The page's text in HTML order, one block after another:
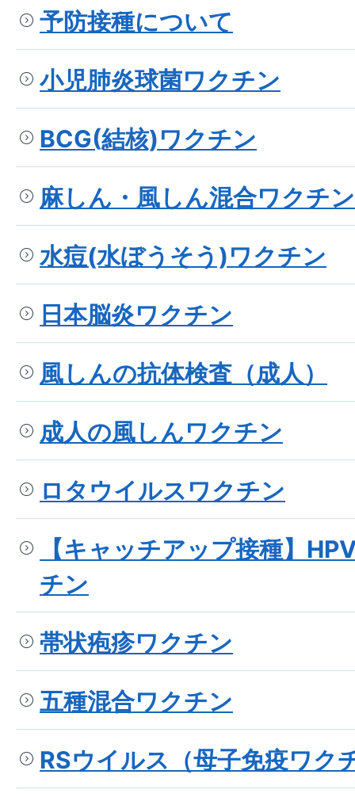
予防接種について
小児肺炎球菌ワクチン
BCG(結核)ワクチン
麻しん・風しん混合ワクチン
水痘(水ぼうそう)ワクチン
日本脳炎ワクチン
風しんの抗体検査（成人）
成人の風しんワクチン
ロタウイルスワクチン
【キャッチアップ接種】
チン
帯状疱疹ワクチン
五種混合ワクチン
RSウイルス（母子免疫ワク